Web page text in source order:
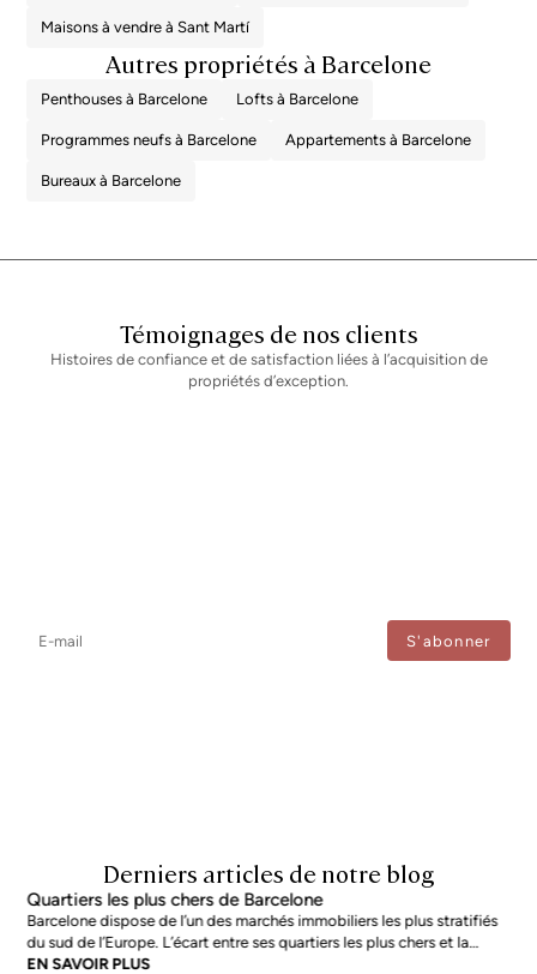
personne intéressée. Numéro d'enregistrement AICAT 2736, conformément
pris en charge par le vendeur, conformément au mandat signé.
Maisons à vendre à Sant Martí
Autres propriétés à Barcelone
Penthouses à Barcelone Lofts à Barcelone
Programmes neufs à Barcelone Appartements à Barcelone
Bureaux à Barcelone
Témoignages de nos clients
Histoires de confiance et de satisfaction liées à l’acquisition de
propriétés d’exception.
Derniers articles de notre blog
Quartiers les plus chers de Barcelone
Barcelone dispose de l’un des marchés immobiliers les plus stratifiés
du sud de l’Europe. L’écart entre ses quartiers les plus chers et la
moyenne de la ville n’est pas marginal : en juin 2026, les adresses les
EN SAVOIR PLUS